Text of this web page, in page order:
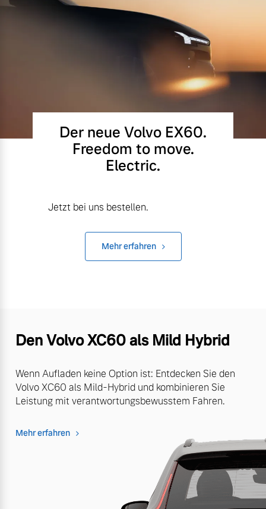
Der neue Volvo EX60.
Freedom to move.
Electric.
Jetzt bei uns bestellen.
Mehr erfahren
Den Volvo XC60 als Mild Hybrid
Wenn Aufladen keine Option ist: Entdecken Sie den
Volvo XC60 als Mild-Hybrid und kombinieren Sie
Leistung mit verantwortungsbewusstem Fahren.
Mehr erfahren